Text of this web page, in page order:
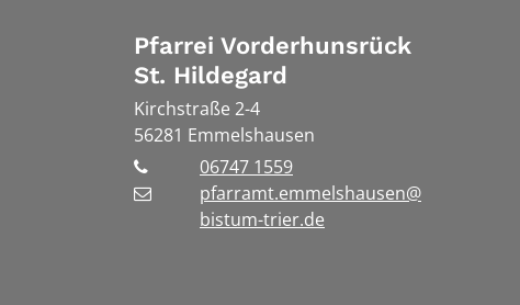
Pfarrei Vorderhunsrück
St. Hildegard
Kirchstraße 2-4
56281 Emmelshausen
06747 1559
pfarramt.emmelshausen@
bistum-trier.de